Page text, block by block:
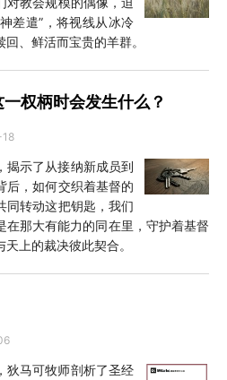
差遣”，将视线从冰冷
、鲜活而宝贵的羊群。
权柄时会发生什么？
揭示了从接纳新成员到
后，如何交织着基督的
同转动这把钥匙，我们
在那大有能力的同在里，守护着基督
上的裁决彼此契合。
狄马可牧师剖析了圣经